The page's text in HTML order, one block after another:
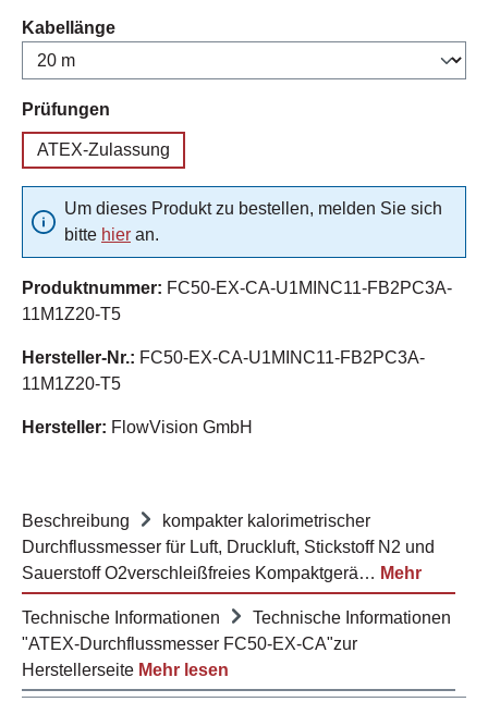
Kabellängeauswählen
Prüfungen
ATEX-Zulassung
Um dieses Produkt zu bestellen, melden Sie sich
bitte hier an.
Produktnummer: FC50-EX-CA-U1MINC11-FB2PC3A-
11M1Z20-T5
Hersteller-Nr.: FC50-EX-CA-U1MINC11-FB2PC3A-
11M1Z20-T5
Hersteller: FlowVision GmbH
Beschreibung
kompakter kalorimetrischer
Durchflussmesser für Luft, Druckluft, Stickstoff N2 und
Sauerstoff O2verschleißfreies Kompaktgerä… Mehr
Technische Informationen
Technische Informationen
"ATEX-Durchflussmesser FC50-EX-CA"zur
Herstellerseite Mehr lesen